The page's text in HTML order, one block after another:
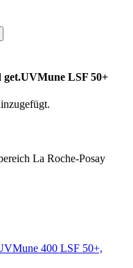
LSF 50+
La Roche-Posay
400 LSF 50+,